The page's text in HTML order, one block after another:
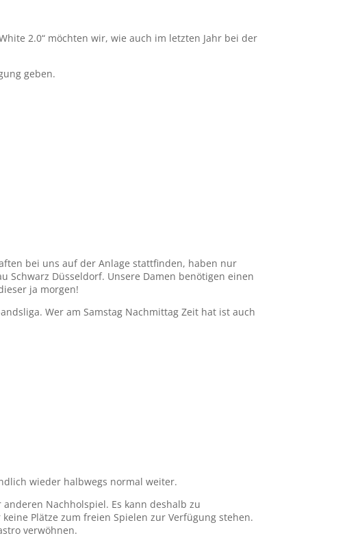
2.0“ möchten wir, wie auch im letzten Jahr bei der
geben.
bei uns auf der Anlage stattfinden, haben nur
Schwarz Düsseldorf. Unsere Damen benötigen einen
ja morgen!
Wer am Samstag Nachmittag Zeit hat ist auch
wieder halbwegs normal weiter.
Nachholspiel. Es kann deshalb zu
Plätze zum freien Spielen zur Verfügung stehen.
verwöhnen.